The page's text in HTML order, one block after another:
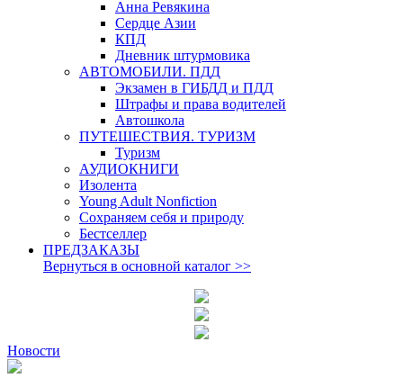
Анна Ревякина
Сердце Азии
КПД
Дневник штурмовика
АВТОМОБИЛИ. ПДД
Экзамен в ГИБДД и ПДД
Штрафы и права водителей
Автошкола
ПУТЕШЕСТВИЯ. ТУРИЗМ
Туризм
АУДИОКНИГИ
Изолента
Young Adult Nonfiction
Сохраняем себя и природу
Бестселлер
ПРЕДЗАКАЗЫ
Вернуться в основной каталог >>
Новости